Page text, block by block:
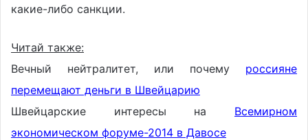
какие-либо санкции.
Читай также:
Вечный нейтралитет, или почему россияне
перемещают деньги в Швейцарию
Швейцарские интересы на Всемирном
экономическом форуме-2014 в Давосе